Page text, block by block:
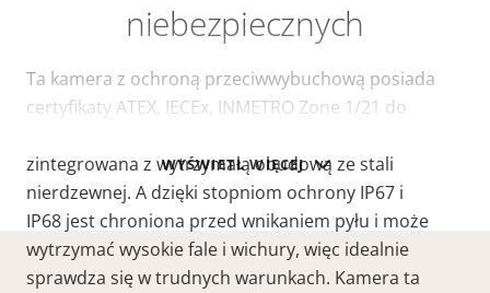
WYŚWIETL WIĘCEJ
niebezpiecznych
Ta kamera z ochroną przeciwwybuchową posiada
certyfikaty ATEX, IECEx, INMETRO Zone 1/21 do
zintegrowana z wytrzymałą obudową ze stali
nierdzewnej. A dzięki stopniom ochrony IP67 i
IP68 jest chroniona przed wnikaniem pyłu i może
wytrzymać wysokie fale i wichury, więc idealnie
sprawdza się w trudnych warunkach. Kamera ta